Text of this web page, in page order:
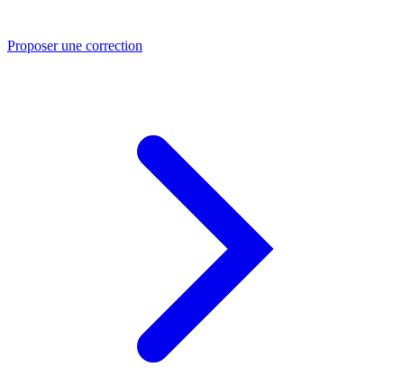
Proposer une correction